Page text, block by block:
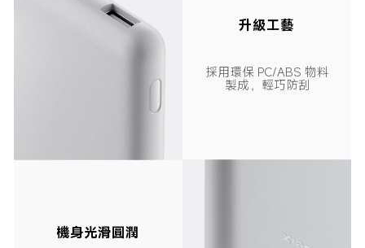
升級工藝
採用環保 PC/ABS 物料
製成，輕巧防刮
機身光滑圓潤